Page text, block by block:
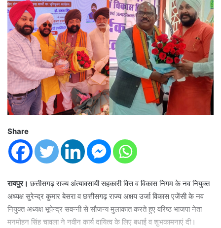
Share
रायपुर। छत्तीसगढ़ राज्य अंत्यावसायी सहकारी वित्त व विकास निगम के नव नियुक्त
अध्यक्ष सुरेन्द्र कुमार बेसरा व छत्तीसगढ़ राज्य अक्षय उर्जा विकास एजेंसी के नव
नियुक्त अध्यक्ष भूपेन्द्र सवन्नी से सौजन्य मुलाकात करते हुए वरिष्ठ भाजपा नेता
मनमोहन सिंह चावला ने नवीन कार्य दायित्व के लिए बधाई व शुभकामनाएं दी।